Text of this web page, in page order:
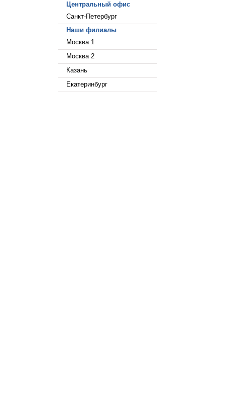
Центральный офис
Санкт-Петербург
Наши филиалы
Москва 1
Москва 2
Казань
Екатеринбург